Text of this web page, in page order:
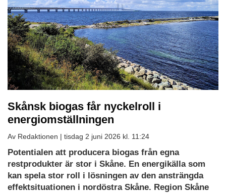
Skånsk biogas får nyckelroll i
energiomställningen
Av Redaktionen | tisdag 2 juni 2026 kl. 11:24
Potentialen att producera biogas från egna
restprodukter är stor i Skåne. En energikälla som
kan spela stor roll i lösningen av den ansträngda
effektsituationen i nordöstra Skåne. Region Skåne